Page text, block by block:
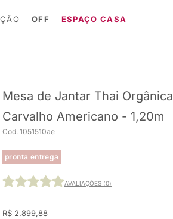
OFF ESPAÇO CASA
Mesa de Jantar Thai Orgânica
Carvalho Americano - 1,20m
Cod. 1051510ae
pronta entrega
AVALIAÇÕES (0)
R$ 2.899,88